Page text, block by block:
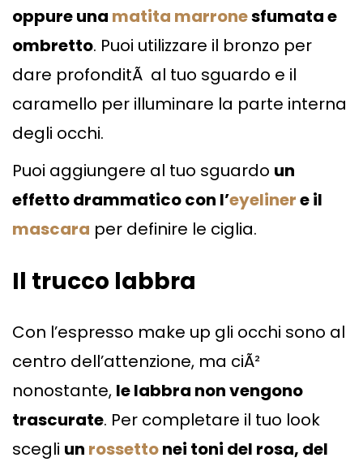
oppure una matita marronesfumata e
ombretto. Puoi utilizzare il bronzo per
dare profonditÃ al tuo sguardo e il
caramello per illuminare la parte interna
degli occhi.
Puoi aggiungere al tuo sguardo un
effetto drammatico con l’eyelinere il
mascara per definire le ciglia.
Il trucco labbra
Con l’espresso make up gli occhi sono al
centro dell’attenzione, ma ciÃ²
nonostante, le labbra non vengono
trascurate. Per completare il tuo look
scegli un rossettonei toni del rosa, del